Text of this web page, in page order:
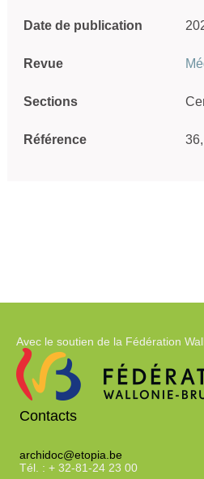
Date de publication
Revue
Sections
Référence
Avec le soutien de la Fédération
Contacts
archidoc@etopia.be
Tél. : + 32-81-24 23 00